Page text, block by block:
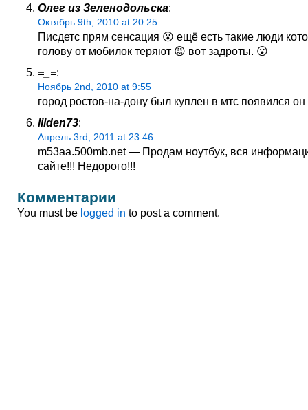
Олег из Зеленодольска:
Октябрь 9th, 2010 at 20:25
Писдетс прям сенсация 😮 ещё есть такие люди
голову от мобилок теряют 😡 вот задроты. 😮
=_=:
Ноябрь 2nd, 2010 at 9:55
город ростов-на-дону был куплен в мтс появился
lilden73:
Апрель 3rd, 2011 at 23:46
m53aa.500mb.net — Продам ноутбук, вся
сайте!!! Недорого!!!
Комментарии
You must be logged in to post a comment.